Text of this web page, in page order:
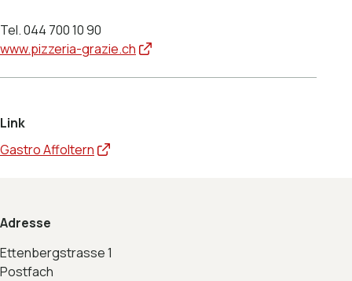
Tel. 044 700 10 90
www.pizzeria-grazie.ch
Link
Gastro Affoltern
Adresse
Ettenbergstrasse 1
Postfach